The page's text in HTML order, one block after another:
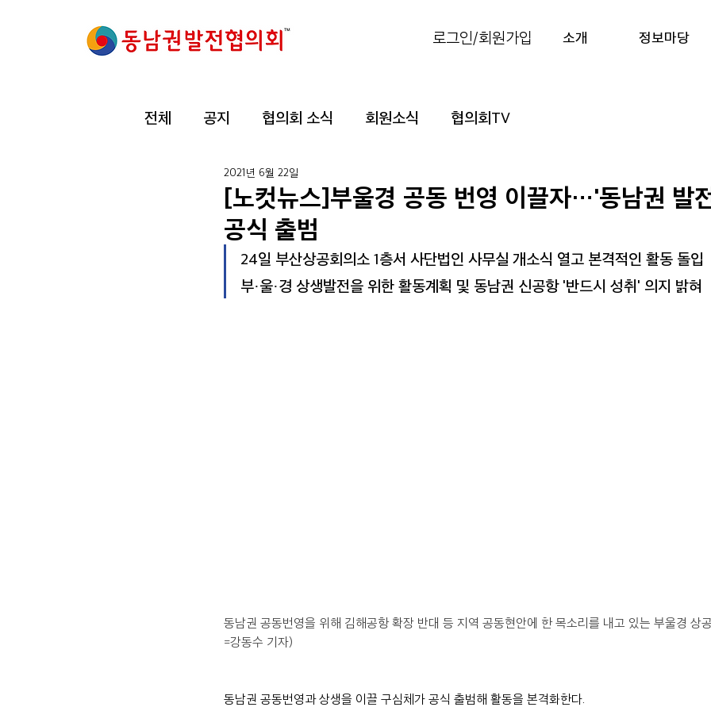
소개 정보마당
로그인/회원가입
전체 공지 협의회 소식 회원소식 협의회TV
[노컷뉴스]부울경 공동 번영 이끌자…'동남권 발
공식 출범
2021년 6월 22일
24일 부산상공회의소 1층서 사단법인 사무실 개소식 열고 본격적인 활동 돌입
부·울·경 상생발전을 위한 활동계획 및 동남권 신공항 '반드시 성취' 의지 밝혀
동남권 공동번영을 위해 김해공항 확장 반대 등 지역 공동현안에 한 목소리를 내고 있는 부울경 상
=강동수 기자)
동남권 공동번영과 상생을 이끌 구심체가 공식 출범해 활동을 본격화한다.